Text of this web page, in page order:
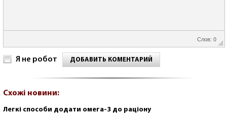
Слов: 0
Я не робот ДОБАВИТЬ КОМЕНТАРИЙ
Схожі новини:
Легкі способи додати омега-3 до раціону